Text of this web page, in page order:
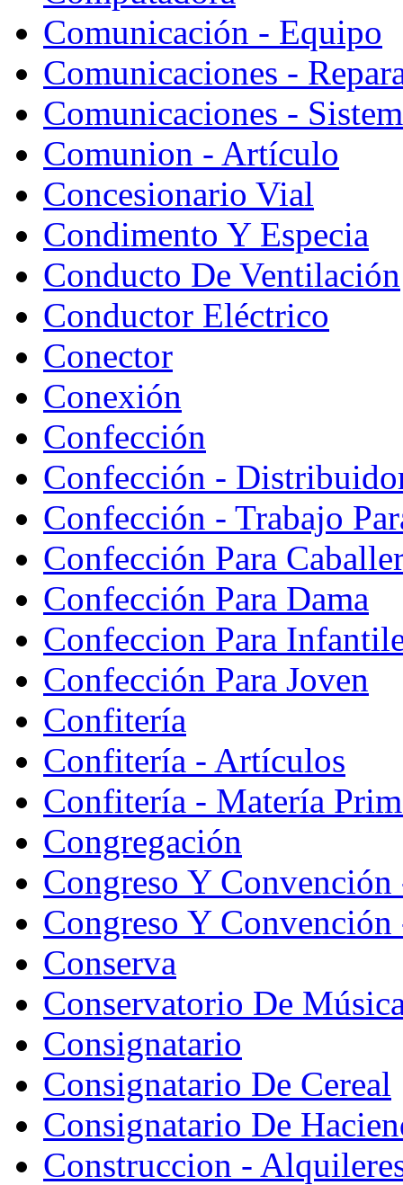
Comunicación - Equipo
Comunicaciones -
Comunicaciones -
Comunion - Artículo
Concesionario Vial
Condimento Y Especia
Conducto De Ventilación
Conductor Eléctrico
Conector
Conexión
Confección
Confección -
Confección - Trabajo
Confección Para
Confección Para Dama
Confeccion Para
Confección Para Joven
Confitería
Confitería - Artículos
Confitería - Matería
Congregación
Congreso Y Convención
Congreso Y
Conserva
Conservatorio De
Consignatario
Consignatario De Cereal
Consignatario De
Construccion -